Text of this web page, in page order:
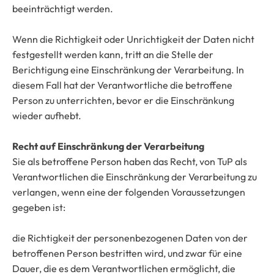
beeinträchtigt werden.
Wenn die Richtigkeit oder Unrichtigkeit der Daten nicht
festgestellt werden kann, tritt an die Stelle der
Berichtigung eine Einschränkung der Verarbeitung. In
diesem Fall hat der Verantwortliche die betroffene
Person zu unterrichten, bevor er die Einschränkung
wieder aufhebt.
Recht auf Einschränkung der Verarbeitung
Sie als betroffene Person haben das Recht, von TuP als
Verantwortlichen die Einschränkung der Verarbeitung zu
verlangen, wenn eine der folgenden Voraussetzungen
gegeben ist:
die Richtigkeit der personenbezogenen Daten von der
betroffenen Person bestritten wird, und zwar für eine
Dauer, die es dem Verantwortlichen ermöglicht, die